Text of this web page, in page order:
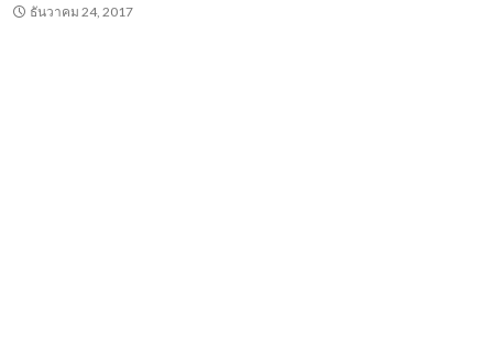
ธันวาคม 24, 2017